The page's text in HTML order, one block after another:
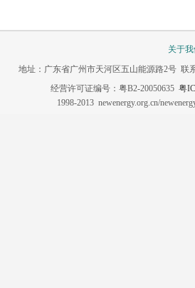
关于
地址：广东省广州市天河区五山能源路2号 联
经营许可证编号：粤B2-20050635 粤
1998-2013 newenergy.org.cn/